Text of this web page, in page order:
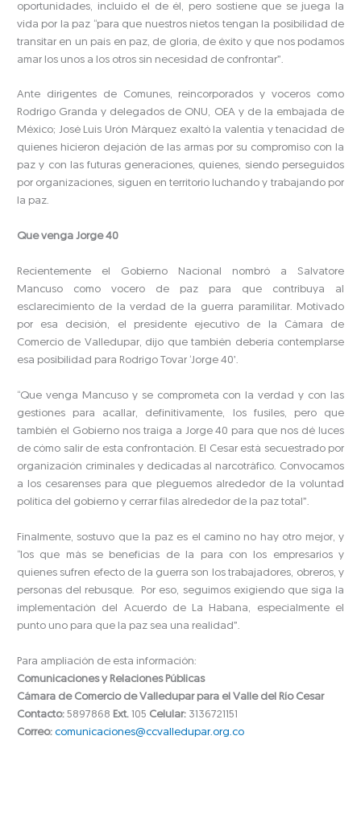
oportunidades, incluido el de él, pero sostiene que se juega la
vida por la paz “para que nuestros nietos tengan la posibilidad de
transitar en un país en paz, de gloria, de éxito y que nos podamos
amar los unos a los otros sin necesidad de confrontar”.
Ante dirigentes de Comunes, reincorporados y voceros como
Rodrigo Granda y delegados de ONU, OEA y de la embajada de
México; José Luis Urón Márquez exaltó la valentía y tenacidad de
quienes hicieron dejación de las armas por su compromiso con la
paz y con las futuras generaciones, quienes, siendo perseguidos
por organizaciones, siguen en territorio luchando y trabajando por
la paz.
Que venga Jorge 40
Recientemente el Gobierno Nacional nombró a Salvatore
Mancuso como vocero de paz para que contribuya al
esclarecimiento de la verdad de la guerra paramilitar. Motivado
por esa decisión, el presidente ejecutivo de la Cámara de
Comercio de Valledupar, dijo que también debería contemplarse
esa posibilidad para Rodrigo Tovar ‘Jorge 40’.
“Que venga Mancuso y se comprometa con la verdad y con las
gestiones para acallar, definitivamente, los fusiles, pero que
también el Gobierno nos traiga a Jorge 40 para que nos dé luces
de cómo salir de esta confrontación. El Cesar está secuestrado por
organización criminales y dedicadas al narcotráfico. Convocamos
a los cesarenses para que pleguemos alrededor de la voluntad
política del gobierno y cerrar filas alrededor de la paz total”.
Finalmente, sostuvo que la paz es el camino no hay otro mejor, y
“los que más se beneficias de la para con los empresarios y
quienes sufren efecto de la guerra son los trabajadores, obreros, y
personas del rebusque. Por eso, seguimos exigiendo que siga la
implementación del Acuerdo de La Habana, especialmente el
punto uno para que la paz sea una realidad”.
Para ampliación de esta información:
Comunicaciones y Relaciones Públicas
Cámara de Comercio de Valledupar para el Valle del Río Cesar
Contacto: 5897868 Ext. 105 Celular: 3136721151
Correo: comunicaciones@ccvalledupar.org.co